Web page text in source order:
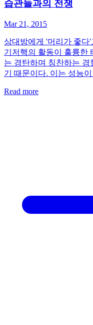
습관들과의 전쟁
Mar 21, 2015
상대방에게 '머리가 좋다
기저핵의 활동이 훌륭한
는 경탄하며 칭찬하는
기 때문이다. 이는 성능
Read more